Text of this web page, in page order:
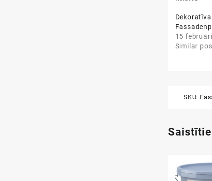
15
Similar
SKU: